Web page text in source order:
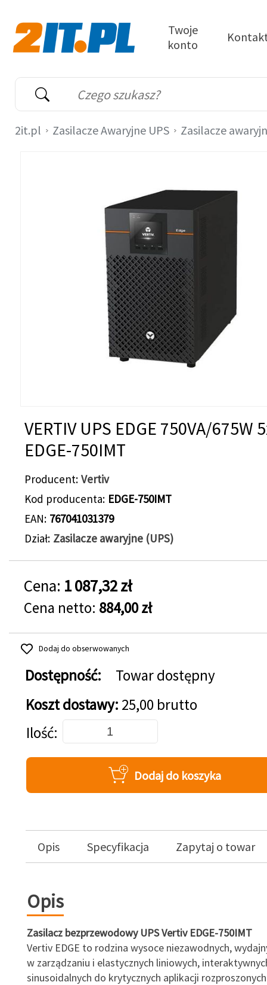
Wyszukiwarka
Słowo kluczowe
Twoje
konto
2it.pl Zasilacze Awaryjne UPS Zasilacze
VERTIV UPS EDGE 750VA/675W
EDGE-750IMT
Producent Vertiv
Kod producenta EDGE-750IMT
EAN 767041031379
Dział Zasilacze awaryjne (UPS)
Cena: 1 087,32 zł
Cena netto: 884,00 zł
Dodaj do obserwowanych
Dostępność:
Towar dostępny
Koszt dostawy: 25,00 brutto
Dodaj do koszyka
Ilość
Dodaj do koszyka
Opis Specyfikacja Zapytaj o towar
Opis
Zasilacz bezprzewodowy UPS Vertiv EDGE-750IMT
Vertiv EDGE to rodzina wysoce niezawodnych,
w zarządzaniu i elastycznych liniowych,
sinusoidalnych do krytycznych aplikacji